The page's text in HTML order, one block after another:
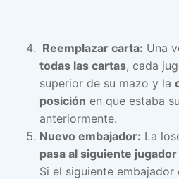
Reemplazar carta: Una
todas las cartas, cada
superior de su mazo y la
posición en que estaba
anteriormente.
Nuevo embajador: La
pasa al siguiente jugador
Si el siguiente embajador